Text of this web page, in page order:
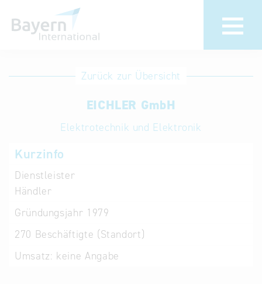
Anmeldung
Unternehmen
anmelden
Eintrag
löschen
Aktualisieren
Zurück zur Übersicht
EICHLER GmbH
Elektrotechnik und Elektronik
Kurzinfo
Dienstleister
Händler
Gründungsjahr 1979
270 Beschäftigte (Standort)
Umsatz: keine Angabe